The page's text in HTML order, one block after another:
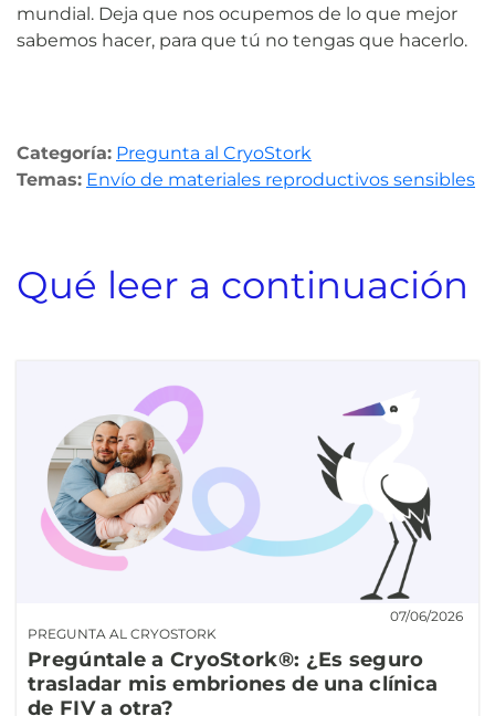
mundial. Deja que nos ocupemos de lo que mejor
sabemos hacer, para que tú no tengas que hacerlo.
Categoría: Pregunta al CryoStork
Temas: Envío de materiales reproductivos sensibles
Qué leer a continuación
PREGUNTA AL CRYOSTORK
07/06/2026
Pregúntale a CryoStork®: ¿Es seguro
trasladar mis embriones de una clínica
de FIV a otra?